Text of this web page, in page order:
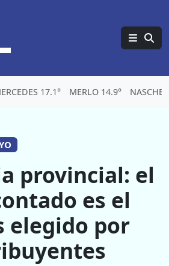
17.1° MERLO 14.9°
provincial: el
es el
elegido por